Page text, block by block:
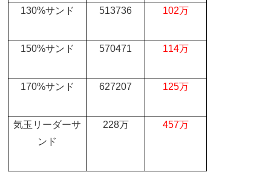
130%サンド 513736 102万
150%サンド 570471 114万
170%サンド 627207 125万
気玉リーダーサ
ンド
228万 457万